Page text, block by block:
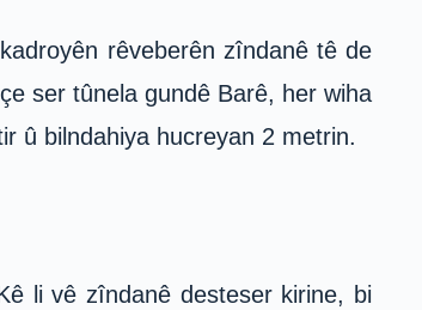
rêveberên zîndanê tê de
ser tûnela gundê Barê, her wiha
û bilndahiya hucreyan 2 metrin.
li vê zîndanê desteser kirine, bi